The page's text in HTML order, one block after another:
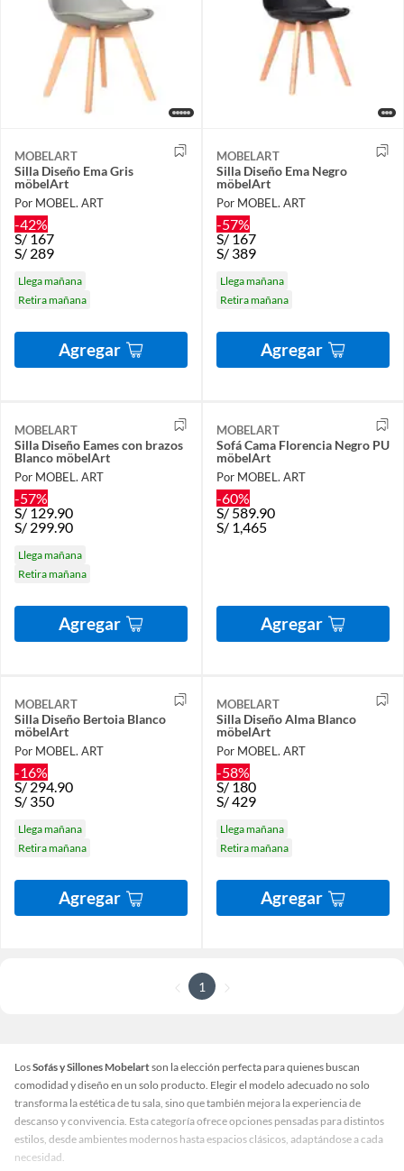
MOBELART
Silla Diseño Ema Gris
möbelArt
Por MOBEL. ART
-42%
S/167
S/ 289
Llega mañana
Retira mañana
Agregar
MOBELART
Silla Diseño Ema Negro
möbelArt
Por MOBEL. ART
-57%
S/167
S/ 389
Llega mañana
Retira mañana
Agregar
MOBELART
Silla Diseño Eames con brazos
Blanco möbelArt
Por MOBEL. ART
-57%
S/129.90
S/ 299.90
Llega mañana
Retira mañana
Agregar
MOBELART
Sofá Cama Florencia Negro PU
möbelArt
Por MOBEL. ART
-60%
S/589.90
S/ 1,465
Agregar
MOBELART
Silla Diseño Bertoia Blanco
möbelArt
Por MOBEL. ART
-16%
S/ 294.90
S/ 350
Llega mañana
Retira mañana
Agregar
MOBELART
Silla Diseño Alma Blanco
möbelArt
Por MOBEL. ART
-58%
S/ 180
S/429
Llega mañana
Retira mañana
Agregar
1
LosSofás y Sillones Mobelartson la elección perfecta para quienes buscan
comodidad y diseño en un solo producto. Elegir el modelo adecuado no solo
transforma la estética de tu sala, sino que también mejora la experiencia de
descanso y convivencia. Esta categoría ofrece opciones pensadas para distintos
estilos, desde ambientes modernos hasta espacios clásicos, adaptándose a cada
necesidad.